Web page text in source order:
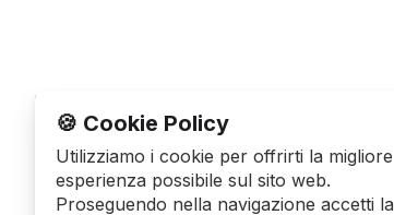
NOLEGOè un progetto di mobilità
dellaAUTOMIX S.r.l.
🍪 Cookie Policy
Utilizziamo i cookie per offrirti la migliore
esperienza possibile sul sito web.
Proseguendo nella navigazione accetti la